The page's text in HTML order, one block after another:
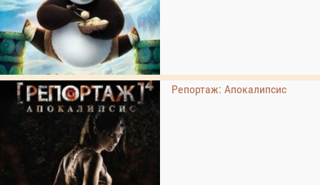
Репортаж: Апокалипсис